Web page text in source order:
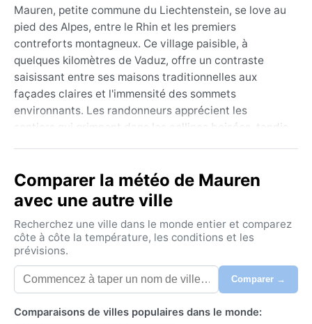
Mauren, petite commune du Liechtenstein, se love au
pied des Alpes, entre le Rhin et les premiers
contreforts montagneux. Ce village paisible, à
quelques kilomètres de Vaduz, offre un contraste
saisissant entre ses maisons traditionnelles aux
façades claires et l'immensité des sommets
environnants. Les randonneurs apprécient les
sentiers qui grimpent dans les collines boisées, tandis
tumulte des grandes cités, Mauren respire le calme et
la proximité avec une nature préservée.
Le climat de Mauren est océanique (Köppen Cfb),
tempéré par l'altitude et la proximité des Alpes. Les
étés sont doux, avec des maximales autour de 22 °C
en juillet, et les hivers froids mais rarement rigoureux,
les températures oscillant autour de 0 °C en janvier.
un pic en été dû aux orages fréquents, et l'humidité
Comparer la météo de Mauren
avec une autre ville
Recherchez une ville dans le monde entier et comparez
côte à côte la température, les conditions et les
prévisions.
Comparer →
Comparaisons de villes populaires dans le monde: